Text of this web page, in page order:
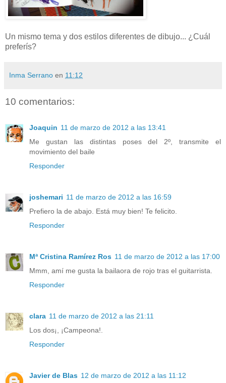
Un mismo tema y dos estilos diferentes de dibujo... ¿Cuál
preferís?
Inma Serrano en 11:12
10 comentarios:
Joaquin 11 de marzo de 2012 a las 13:41
Me gustan las distintas poses del 2º, transmite el
movimiento del baile
Responder
joshemari 11 de marzo de 2012 a las 16:59
Prefiero la de abajo. Está muy bien! Te felicito.
Responder
Mª Cristina Ramírez Ros 11 de marzo de 2012 a las 17:00
Mmm, amí me gusta la bailaora de rojo tras el guitarrista.
Responder
clara 11 de marzo de 2012 a las 21:11
Los dos¡, ¡Campeona!.
Responder
Javier de Blas 12 de marzo de 2012 a las 11:12